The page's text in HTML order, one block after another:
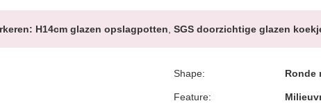
H14cm glazen opslagpotten SGS doorzichtige glazen
Shape: Ronde
Feature: